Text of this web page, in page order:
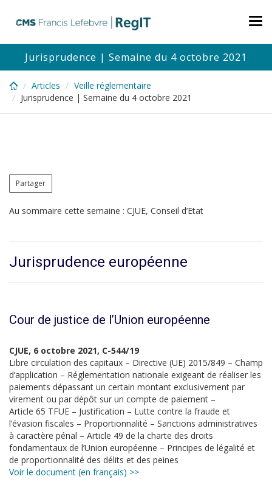
content
Jurisprudence | Semaine du 4 octobre 2021
Articles
Veille réglementaire
Jurisprudence | Semaine du 4 octobre 2021
Partager
Au sommaire cette semaine : CJUE, Conseil d’Etat
Jurisprudence européenne
Cour de justice de l’Union européenne
CJUE, 6 octobre 2021, C-544/19
Libre circulation des capitaux – Directive (UE) 2015/849 – Champ
d’application – Réglementation nationale exigeant de réaliser les
paiements dépassant un certain montant exclusivement par
virement ou par dépôt sur un compte de paiement –
Article 65 TFUE – Justification – Lutte contre la fraude et
l’évasion fiscales – Proportionnalité – Sanctions administratives
à caractère pénal – Article 49 de la charte des droits
fondamentaux de l’Union européenne – Principes de légalité et
de proportionnalité des délits et des peines
Voir le document (en français) >>